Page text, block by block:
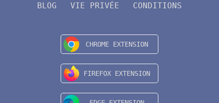
BLOG VIE PRIVÉE CONDITIONS